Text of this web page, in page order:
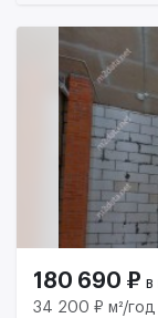
180 690 ₽ в
34 200 ₽ м²/год